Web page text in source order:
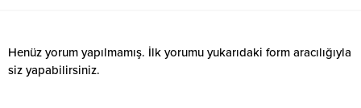
Henüz yorum yapılmamış. İlk yorumu yukarıdaki form aracılığıyla
siz yapabilirsiniz.